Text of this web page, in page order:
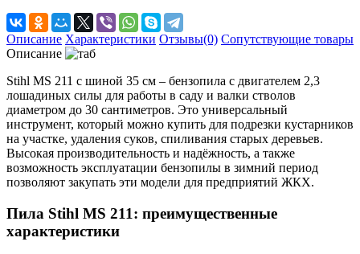
Описание Характеристики Отзывы(0) Сопутствующие товары
Описание
Stihl MS 211 с шиной 35 см – бензопила с двигателем 2,3
лошадиных силы для работы в саду и валки стволов
диаметром до 30 сантиметров. Это универсальный
инструмент, который можно купить для подрезки кустарников
на участке, удаления суков, спиливания старых деревьев.
Высокая производительность и надёжность, а также
возможность эксплуатации бензопилы в зимний период
позволяют закупать эти модели для предприятий ЖКХ.
Пила Stihl MS 211: преимущественные
характеристики